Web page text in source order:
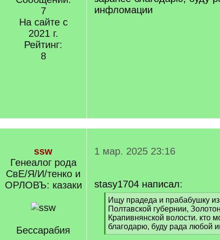
7
На сайте с
2021 г.
Рейтинг:
8
инфломации
ssw
Генеалог рода
СвЕ/Я/И/тенко и
ОРЛОВЪ: казаки
Бессарабия
1 мар. 2025 23:16
stasy1704 написал:
[
q
]
Ищу прадеда и прабабушку
Полтавской губернии,
Крапивнянской волости. кто
благодарю, буду рада любой
[